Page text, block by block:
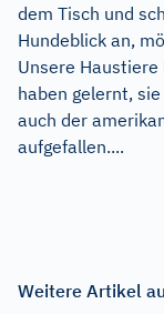
dem Tisch und
Hundeblick an,
Unsere
haben gelernt,
auch der
aufgefallen....
Weitere Artikel